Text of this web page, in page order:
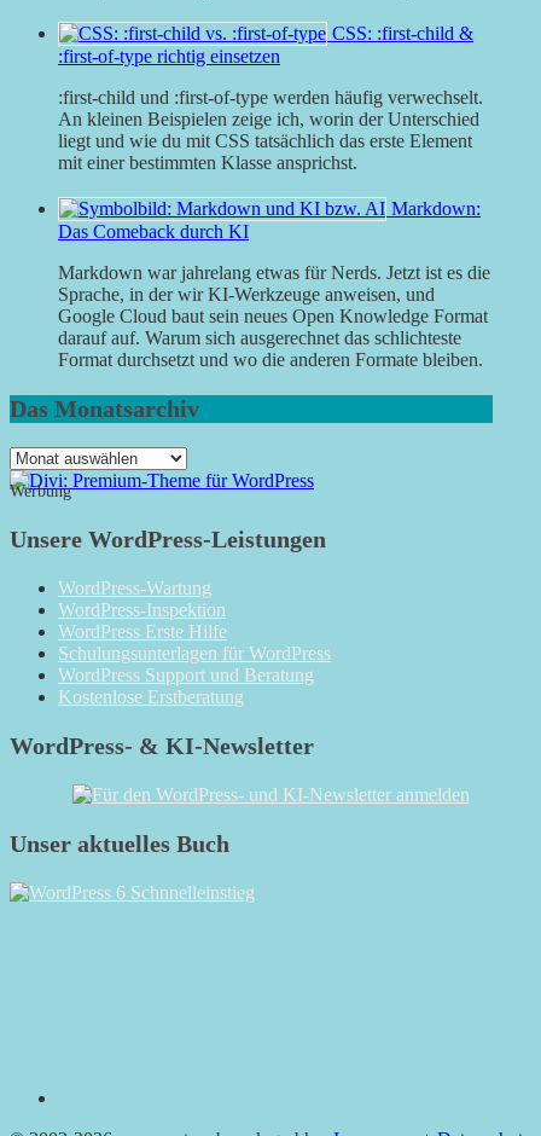
CSS: :first-child &
:first-of-type richtig einsetzen
:first-child und :first-of-type werden häufig verwechselt.
An kleinen Beispielen zeige ich, worin der Unterschied
liegt und wie du mit CSS tatsächlich das erste Element
mit einer bestimmten Klasse ansprichst.
Markdown:
Das Comeback durch KI
Markdown war jahrelang etwas für Nerds. Jetzt ist es die
Sprache, in der wir KI-Werkzeuge anweisen, und
Google Cloud baut sein neues Open Knowledge Format
darauf auf. Warum sich ausgerechnet das schlichteste
Format durchsetzt und wo die anderen Formate bleiben.
Das Monatsarchiv
Das
Monatsarchiv
Werbung
Unsere WordPress-Leistungen
WordPress-Wartung
WordPress-Inspektion
WordPress Erste Hilfe
Schulungsunterlagen für WordPress
WordPress Support und Beratung
Kostenlose Erstberatung
WordPress- & KI-Newsletter
Unser aktuelles Buch